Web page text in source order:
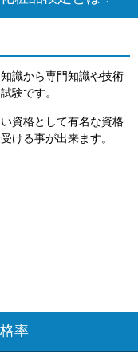
識から専門知識や技術
験です。
資格として有名な資格
ける事が出来ます。
率